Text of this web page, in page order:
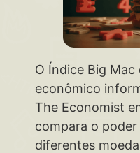
O Índice Big
econômico
The Economist
compara o
diferentes